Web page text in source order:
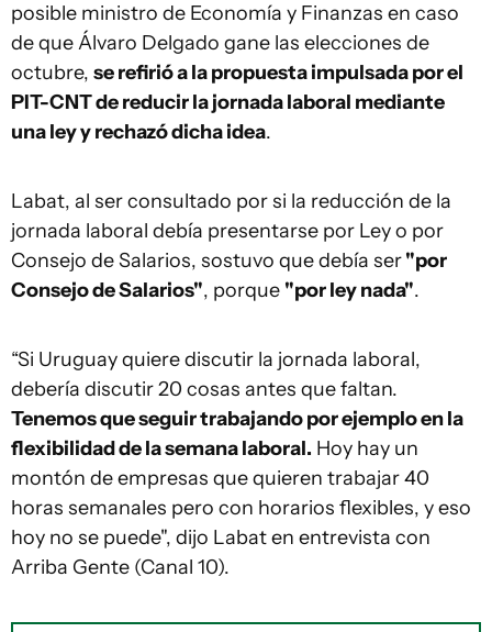
posible ministro de Economía y Finanzas en caso
de que Álvaro Delgado gane las elecciones de
octubre, se refirió a la propuesta impulsada por el
PIT-CNT de reducir la jornada laboral mediante
una ley y rechazó dicha idea.
Labat, al ser consultado por si la reducción de la
jornada laboral debía presentarse por Ley o por
Consejo de Salarios, sostuvo que debía ser"por
Consejo de Salarios", porque "por ley nada".
“Si Uruguay quiere discutir la jornada laboral,
debería discutir 20 cosas antes que faltan.
Tenemos que seguir trabajando por ejemplo en la
flexibilidad de la semana laboral. Hoy hay un
montón de empresas que quieren trabajar 40
horas semanales pero con horarios flexibles, y eso
hoy no se puede", dijo Labat en entrevista con
Arriba Gente (Canal 10).